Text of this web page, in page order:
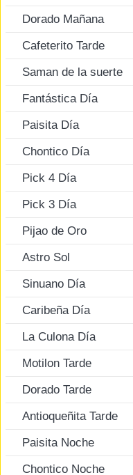
Dorado Mañana
Cafeterito Tarde
Saman de la suerte
Fantástica Día
Paisita Día
Chontico Día
Pick 4 Día
Pick 3 Día
Pijao de Oro
Astro Sol
Sinuano Día
Caribeña Día
La Culona Día
Motilon Tarde
Dorado Tarde
Antioqueñita Tarde
Paisita Noche
Chontico Noche